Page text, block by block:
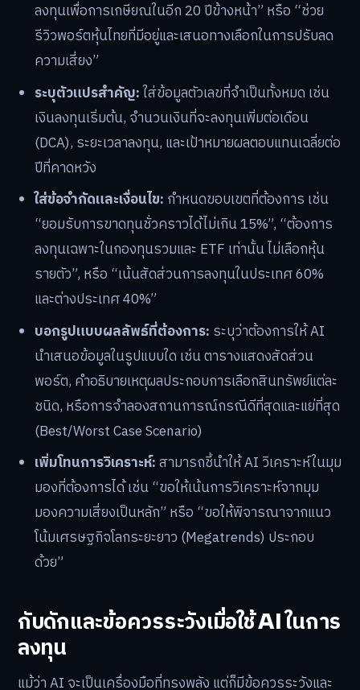
ลงทุนเพื่อการเกษียณในอีก 20 ปีข้างหน้า” หรือ “ช่วย
รีวิวพอร์ตหุ้นไทยที่มีอยู่และเสนอทางเลือกในการปรับลด
ความเสี่ยง”
ระบุตัวแปรสำคัญ:ใส่ข้อมูลตัวเลขที่จำเป็นทั้งหมด เช่น
เงินลงทุนเริ่มต้น, จำนวนเงินที่จะลงทุนเพิ่มต่อเดือน
(DCA), ระยะเวลาลงทุน, และเป้าหมายผลตอบแทนเฉลี่ยต่อ
ปีที่คาดหวัง
ใส่ข้อจำกัดและเงื่อนไข: กำหนดขอบเขตที่ต้องการ เช่น
“ยอมรับการขาดทุนชั่วคราวได้ไม่เกิน 15%”, “ต้องการ
ลงทุนเฉพาะในกองทุนรวมและ ETF เท่านั้น ไม่เลือกหุ้น
รายตัว”, หรือ “เน้นสัดส่วนการลงทุนในประเทศ 60%
และต่างประเทศ 40%”
บอกรูปแบบผลลัพธ์ที่ต้องการ: ระบุว่าต้องการให้ AI
นำเสนอข้อมูลในรูปแบบใด เช่น ตารางแสดงสัดส่วน
พอร์ต, คำอธิบายเหตุผลประกอบการเลือกสินทรัพย์แต่ละ
ชนิด, หรือการจำลองสถานการณ์กรณีดีที่สุดและแย่ที่สุด
(Best/Worst Case Scenario)
เพิ่มโทนการวิเคราะห์:สามารถชี้นำให้ AI วิเคราะห์ในมุม
มองที่ต้องการได้ เช่น “ขอให้เน้นการวิเคราะห์จากมุม
มองความเสี่ยงเป็นหลัก” หรือ “ขอให้พิจารณาจากแนว
โน้มเศรษฐกิจโลกระยะยาว (Megatrends) ประกอบ
ด้วย”
กับดักและข้อควรระวังเมื่อใช้ AI ในการ
ลงทุน
แม้ว่า AI จะเป็นเครื่องมือที่ทรงพลัง แต่ก็มีข้อควรระวังและ